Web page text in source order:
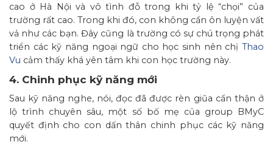
cao ở Hà Nội và vô tình đỗ trong khi tỷ lệ “chọi” của
trường rất cao. Trong khi đó, con không cần ôn luyện vất
vả như các bạn. Đây cũng là trường có sự chú trọng phát
triển các kỹ năng ngoại ngữ cho học sinh nên chị Thao
Vu cảm thấy khá yên tâm khi con học trường này.
4. Chinh phục kỹ năng mới
Sau kỹ năng nghe, nói, đọc đã được rèn giũa cẩn thận ở
lộ trình chuyên sâu, một số bố mẹ của group BMyC
quyết định cho con dấn thân chinh phục các kỹ năng
mới.